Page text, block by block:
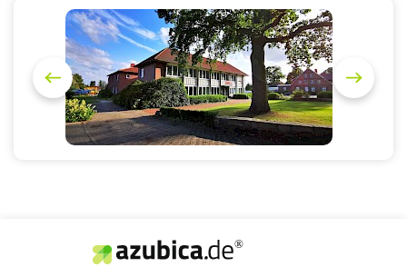
P
r
e
v
i
o
u